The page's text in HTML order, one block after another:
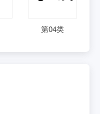
第04类